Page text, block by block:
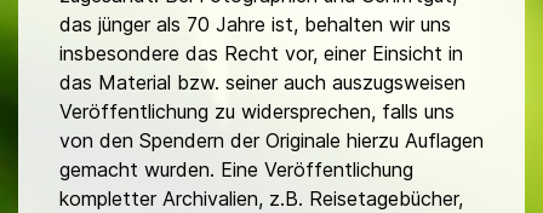
das jünger als 70 Jahre ist, behalten wir uns
insbesondere das Recht vor, einer Einsicht in
das Material bzw. seiner auch auszugsweisen
Veröffentlichung zu widersprechen, falls uns
von den Spendern der Originale hierzu Auflagen
gemacht wurden. Eine Veröffentlichung
kompletter Archivalien, z.B. Reisetagebücher,